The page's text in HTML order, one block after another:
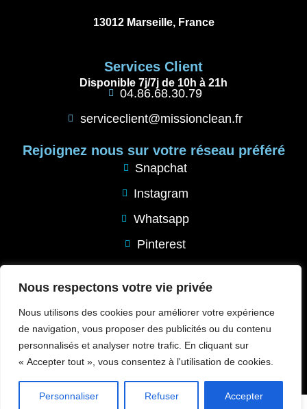
Nous respectons votre vie privée
Nous utilisons des cookies pour améliorer votre expérience
de navigation, vous proposer des publicités ou du contenu
personnalisés et analyser notre trafic. En cliquant sur
« Accepter tout », vous consentez à l'utilisation de cookies.
Personnaliser Refuser Accepter
13012 Marseille, France
Services Client
Disponible 7j/7j de 10h à 21h
04.86.68.30.79
serviceclient@missionclean.fr
Rejoignez nous sur votre réseau préféré
Snapchat
Instagram
Whatsapp
Pinterest
Mentions légales
Conditions de remboursement
Politique de confidentialité